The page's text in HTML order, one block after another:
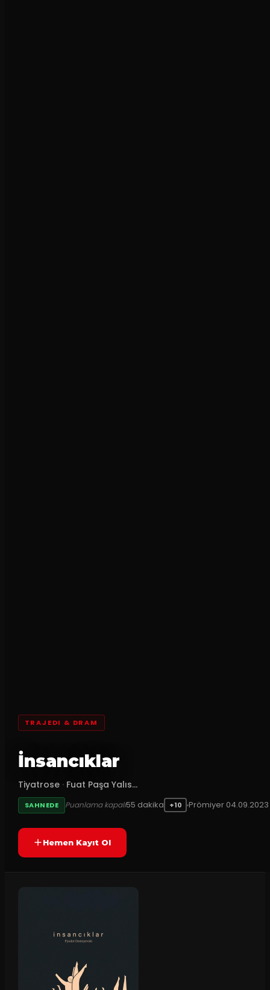
TRAJEDI & DRAM
İnsancıklar
Tiyatrose · Fuat Paşa Yalıs...
SAHNEDE Puanlama kapalı55 dakika +10 Prömiyer 04.09.2023
Hemen Kayıt Ol